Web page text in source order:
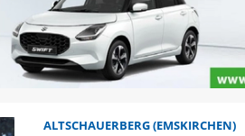
ALTSCHAUERBERG (EMSKIRCHEN)